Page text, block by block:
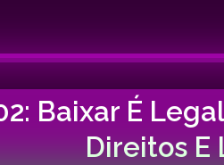
Baixar É
Direitos E